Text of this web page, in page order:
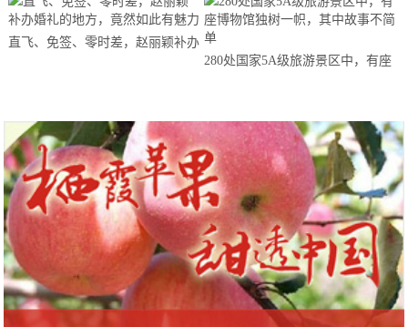
直飞、免签、零时差，赵丽颖补办
280处国家5A级旅游景区中，有座